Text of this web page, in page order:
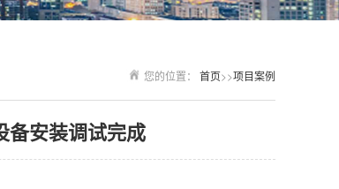
您的位置： 首页>>项目案例
备安装调试完成